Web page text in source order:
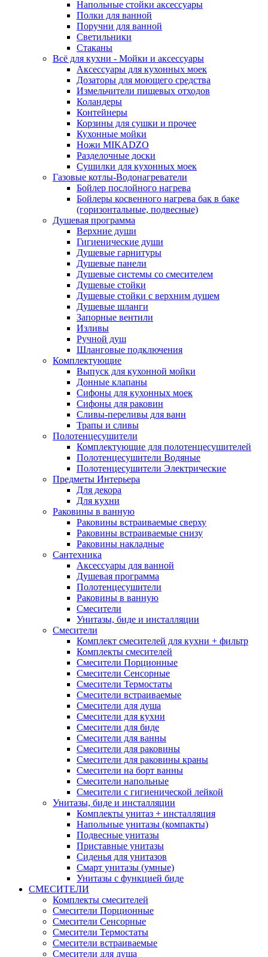
Напольные стойки аксессуары
Полки для ванной
Поручни для ванной
Светильники
Стаканы
Всё для кухни - Мойки и аксессуары
Аксессуары для кухонных моек
Дозаторы для моющего средства
Измельчители пищевых отходов
Коландеры
Контейнеры
Корзины для сушки и прочее
Кухонные мойки
Ножи MIKADZO
Разделочные доски
Сушилки для кухонных моек
Газовые котлы-Водонагреватели
Бойлер послойного нагрева
Бойлеры косвенного нагрева бак в баке
(горизонтальные, подвесные)
Душевая программа
Верхние души
Гигиенические души
Душевые гарнитуры
Душевые панели
Душевые системы со смесителем
Душевые стойки
Душевые стойки с верхним душем
Душевые шланги
Запорные вентили
Изливы
Ручной душ
Шланговые подключения
Комплектующие
Выпуск для кухонной мойки
Донные клапаны
Сифоны для кухонных моек
Сифоны для раковин
Сливы-переливы для ванн
Трапы и сливы
Полотенцесушители
Комплектующие для полотенцесушителей
Полотенцесушители Водяные
Полотенцесушители Электрические
Предметы Интерьера
Для декора
Для кухни
Раковины в ванную
Раковины встраиваемые сверху
Раковины встраиваемые снизу
Раковины накладные
Сантехника
Аксессуары для ванной
Душевая программа
Полотенцесушители
Раковины в ванную
Смесители
Унитазы, биде и инсталляции
Смесители
Комплект смесителей для кухни + фильтр
Комплекты смесителей
Смесители Порционные
Смесители Сенсорные
Смесители Термостаты
Смесители встраиваемые
Смесители для душа
Смесители для кухни
Смесители для биде
Смесители для ванны
Смесители для раковины
Смесители для раковины краны
Смесители на борт ванны
Смесители напольные
Смесители с гигиенической лейкой
Унитазы, биде и инсталляции
Комплекты унитаз + инсталляция
Напольные унитазы (компакты)
Подвесные унитазы
Приставные унитазы
Сиденья для унитазов
Смарт унитазы (умные)
Унитазы с функцией биде
СМЕСИТЕЛИ
Комплекты смесителей
Смесители Порционные
Смесители Сенсорные
Смесители Термостаты
Смесители встраиваемые
Смесители для душа